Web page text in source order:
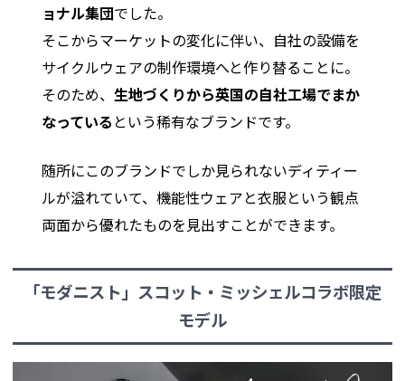
ョナル集団でした。
そこからマーケットの変化に伴い、自社の設備を
サイクルウェアの制作環境へと作り替ることに。
そのため、生地づくりから英国の自社工場でまか
なっている という稀有なブランドです。
随所にこのブランドでしか見られないディティー
ルが溢れていて、機能性ウェアと衣服という観点
両面から優れたものを見出すことができます。
「モダニスト」スコット・ミッシェルコラボ限定
モデル